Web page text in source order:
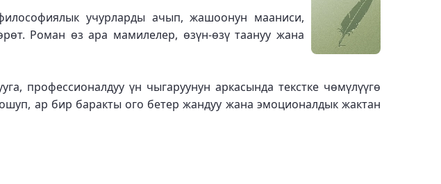
учурларды ачып, жашоонун мааниси,
Роман өз ара мамилелер, өзүн-өзү таануу жана
профессионалдуу үн чыгаруунун аркасында текстке чөмүлүүгө
ар бир баракты ого бетер жандуу жана эмоционалдык жактан